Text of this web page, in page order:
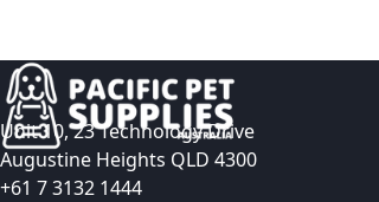
Unit 10, 23 Technology Drive
Augustine Heights QLD 4300
+61 7 3132 1444